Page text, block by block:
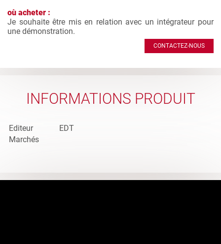
où acheter :
Je souhaite être mis en relation avec un intégrateur pour
une démonstration.
CONTACTEZ-NOUS
INFORMATIONS PRODUIT
Editeur
EDT
Marchés